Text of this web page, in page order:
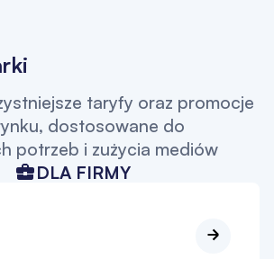
taryfy oraz promocje
dostosowane do
potrzeb i zużycia mediów
DLA FIRMY